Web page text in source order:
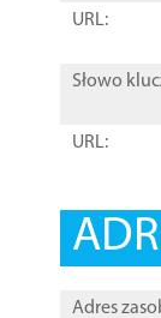
URL:
Słowo
URL:
Adres